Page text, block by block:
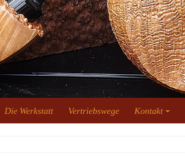
Die Werkstatt Vertriebswege Kontakt